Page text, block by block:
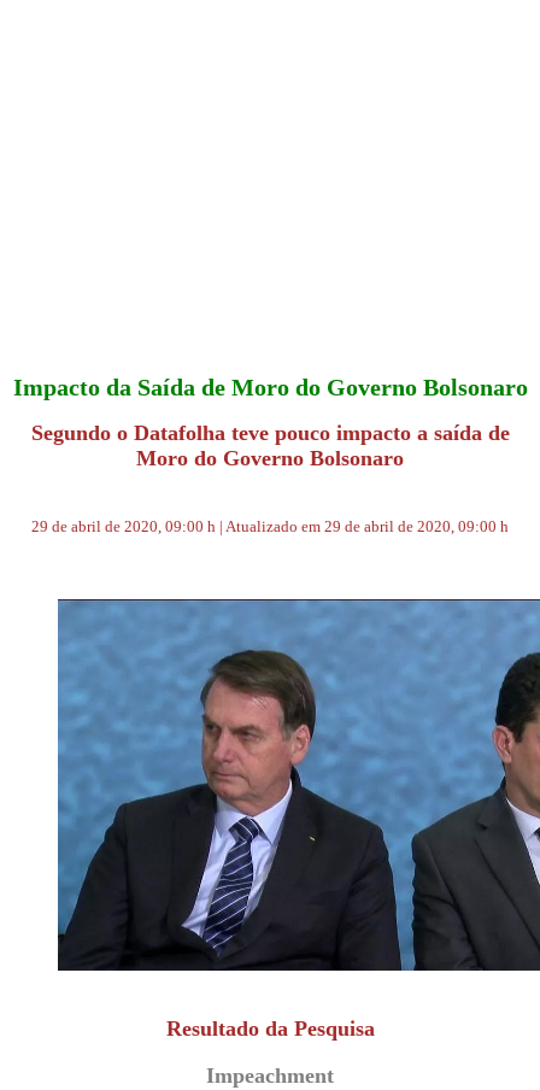
Impacto da Saída de Moro do Governo Bolsonaro
Segundo o Datafolha teve pouco impacto a saída de
Moro do Governo Bolsonaro
29 de abril de 2020, 09:00 h | Atualizado em 29 de abril de 2020, 09:00 h
Resultado da Pesquisa
Impeachment